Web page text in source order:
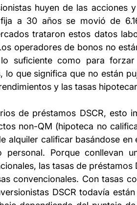
huyen de las acciones
a 30 años se movió de
trataron estos datos
operadores de bonos no
suficiente como para
lo que significa que no están
y las tasas
de préstamos DSCR, esto
non-QM (hipoteca no
alquiler calificar basándose
personal. Porque conllevan
las tasas de préstamos
convencionales. Con tasas
DSCR todavía